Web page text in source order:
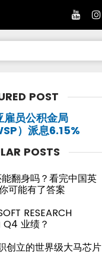
POST
雇员公积金局
）派息6.15%
POSTS
翻身吗？看完中国英
可能有了答案
RESEARCH
Q4 业绩？
创立的世界级大马芯片